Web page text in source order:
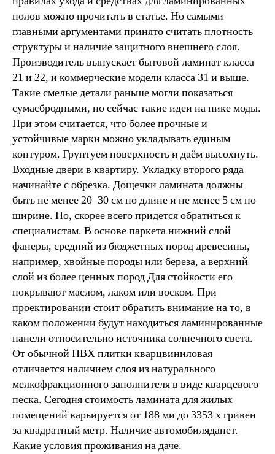
полов можно прочитать в статье. Но самыми
главными аргументами принято считать плотность
структуры и наличие защитного внешнего слоя.
Производитель выпускает бытовой ламинат класса
21 и 22, и коммерческие модели класса 31 и выше.
Такие смелые детали раньше могли показаться
сумасбродными, но сейчас такие идеи на пике моды.
При этом считается, что более прочные и
устойчивые марки можно укладывать единым
контуром. Грунтуем поверхность и даём высохнуть.
Входные двери в квартиру. Укладку второго ряда
начинайте с обрезка. Дощечки ламината должны
быть не менее 20–30 см по длине и не менее 5 см по
ширине. Но, скорее всего придется обратиться к
специалистам. В основе паркета нижний слой
фанеры, средний из бюджетных пород древесины,
например, хвойные породы или береза, а верхний
слой из более ценных пород Для стойкости его
покрывают маслом, лаком или воском. При
проектировании стоит обратить внимание на то, в
каком положении будут находиться ламинированные
панели относительно источника солнечного света.
От обычной ПВХ плитки кварцвиниловая
отличается наличием слоя из натурального
мелкофракционного заполнителя в виде кварцевого
песка. Сегодня стоимость ламината для жилых
помещений варьируется от 188 ми до 3353 х гривен
за квадратный метр. Наличие автомобиляданет.
Какие условия проживания на даче.